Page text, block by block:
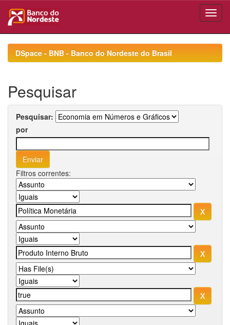
navigationDSpace - BNB - Banco do Nordeste do Brasil
Pesquisar
Pesquisar:
por
Filtros correntes: